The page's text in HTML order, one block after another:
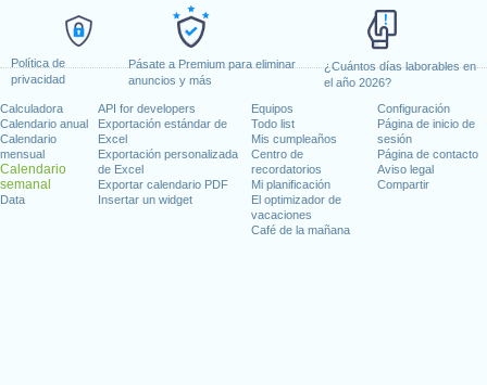
Política de
privacidad
Pásate a Premium para eliminar
anuncios y más
¿Cuántos días laborables en
el año 2026?
Calculadora
Calendario anual
Calendario
mensual
Calendario
semanal
Data
API for developers
Exportación estándar de
Excel
Exportación personalizada
de Excel
Exportar calendario PDF
Insertar un widget
Equipos
Todo list
Mis cumpleaños
Centro de
recordatorios
Mi planificación
El optimizador de
vacaciones
Café de la mañana
Configuración
Página de inicio de
sesión
Página de contacto
Aviso legal
Compartir